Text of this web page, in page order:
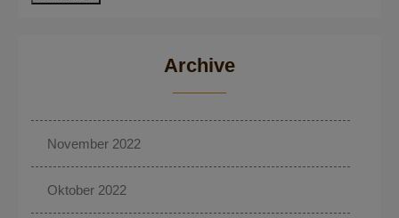
Archive
November 2022
Oktober 2022